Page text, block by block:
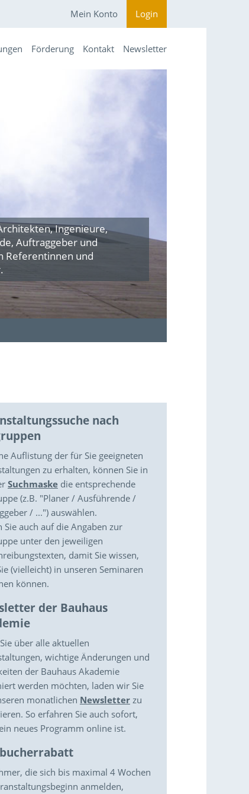
Mein Konto Login
Ingenieure,
Auftraggeber und
Referentinnen und
Förderung Kontakt Newsletter
nach
Auflistung der für Sie geeigneten
zu erhalten, können Sie in
Suchmaskedie entsprechende
(z.B. "Planer / Ausführende /
/ ...") auswählen.
Sie auch auf die Angaben zur
unter den jeweiligen
damit Sie wissen,
(vielleicht) in unseren Seminaren
können.
der Bauhaus
über alle aktuellen
wichtige Änderungen und
der Bauhaus Akademie
werden möchten, laden wir Sie
monatlichen Newsletterzu
So erfahren Sie auch sofort,
neues Programm online ist.
die sich bis maximal 4 Wochen
anmelden,